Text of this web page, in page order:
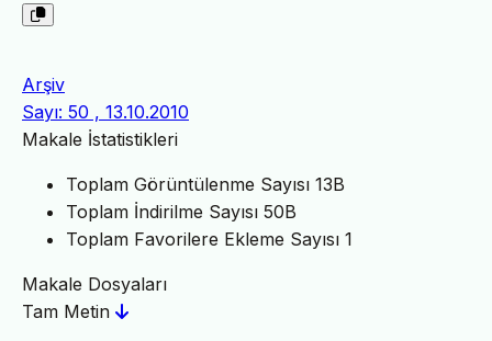
Arşiv
Sayı: 50 , 13.10.2010
Makale İstatistikleri
Toplam Görüntülenme Sayısı 13B
Toplam İndirilme Sayısı 50B
Toplam Favorilere Ekleme Sayısı 1
Makale Dosyaları
Tam Metin